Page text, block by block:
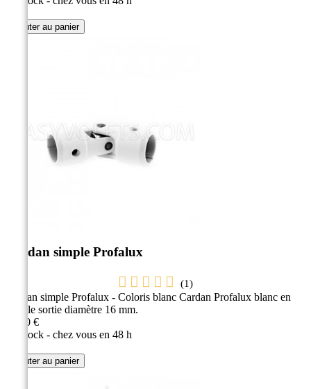
Ajouter au panier
Cardan simple Profalux
(1)
Cardan simple Profalux - Coloris blanc Cardan Profalux blanc en
double sortie diamètre 16 mm.
26,70 €
En stock - chez vous en 48 h
Ajouter au panier